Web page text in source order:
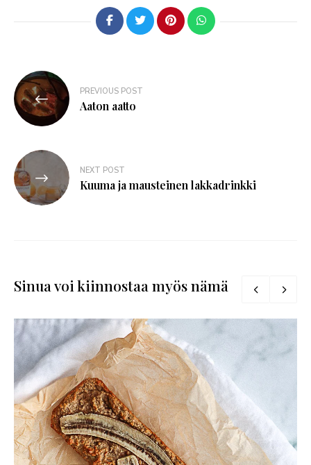
PREVIOUS POST
Aaton aatto
NEXT POST
Kuuma ja mausteinen lakkadrinkki
Sinua voi kiinnostaa myös nämä